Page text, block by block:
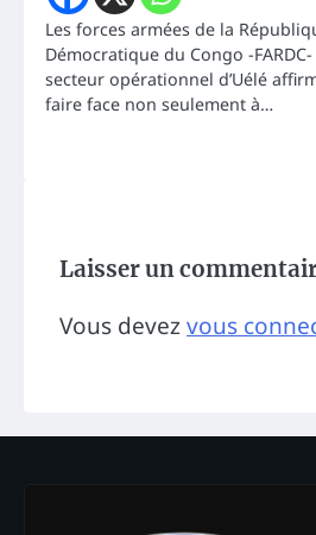
Les forces armées de la
Démocratique du Congo -
secteur opérationnel d’Uélé
faire face non seulement à…
Laisser un
Vous devezvous